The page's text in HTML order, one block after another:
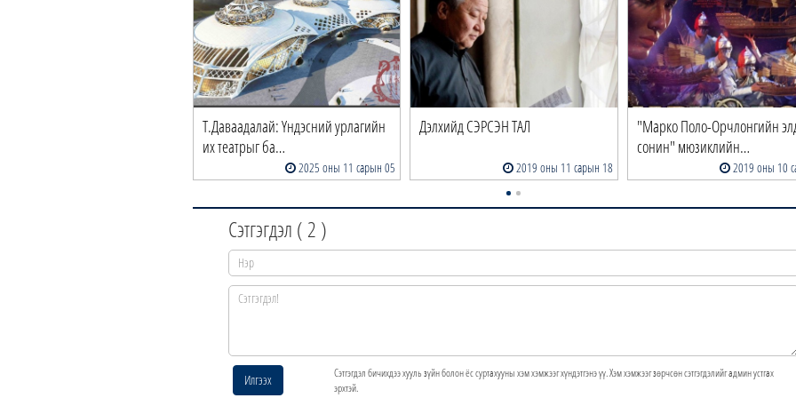
Т.Даваадалай: Үндэсний урлагийн
их театрыг ба…
2025 оны 11 сарын 05
Дэлхийд СЭРСЭН ТАЛ
2019 оны 11 сарын 18
"Марко Поло-Орчлонгийн
сонин" мюзиклийн…
2019 оны 10
Сэтгэгдэл (2 )
Илгээх
Сэтгэгдэл бичихдээ хууль зүйн болон ёс суртахууны хэм хэмжээг хүндэтгэнэ үү. Хэм хэмжээг зөрчсөн сэтгэгдэлийг админ устгах
эрхтэй.